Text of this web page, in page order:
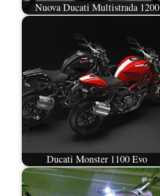
Nuova Ducati Multistrada 1200
Ducati Monster 1100 Evo